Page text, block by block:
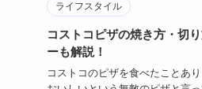
ライフスタイル
コストコピザの焼き方・切
ーも解説！
コストコのピザを食べたことあ